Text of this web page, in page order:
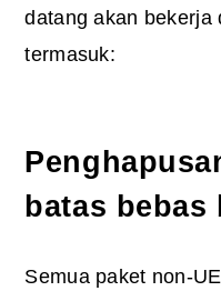
datang akan bekerja
termasuk:
batas bebas
Semua paket non-